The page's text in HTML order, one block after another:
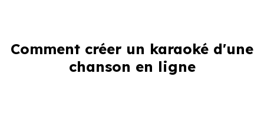
Comment créer un karaoké d'une
chanson en ligne